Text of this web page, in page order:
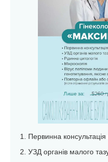
Первинна консультація
УЗД органів малого